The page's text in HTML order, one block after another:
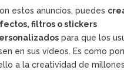
estos anuncios, puedes
filtros o stickers
para que los
en sus vídeos. Es como
a la creatividad de